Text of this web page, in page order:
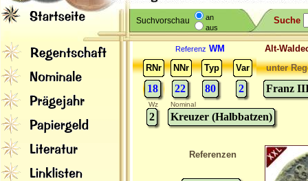
Suchvorschau
an
aus
Suche
Referenz WM
Alt-
RNr
NNr Typ Var
18 22 80 2
unter
Franz
Wz Nominal
2 Kreuzer (Halbbatzen)
Referenzen